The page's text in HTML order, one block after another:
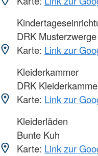
DRK Musterzwerge
Karte: Link zur
Kleiderkammer
DRK
Karte: Link zur
Kleiderläden
Bunte Kuh
Karte: Link zur